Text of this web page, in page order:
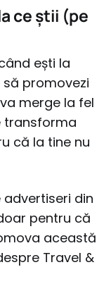
ce știi (pe
ești la
promovezi
merge la fel
transforma
că la tine nu
din
pentru că
această
Travel &